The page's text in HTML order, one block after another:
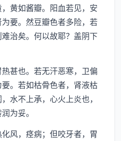
黄如酱瓣。阳血若见，安
要。然豆瓣色者多险，若
治矣。何以故耶？盖阴下
甚也。若无汗恶寒，卫偏
。若如枯骨色者，肾液枯
水不上承，心火上炎也，
为妥。
风，痉病；但咬牙者，胃